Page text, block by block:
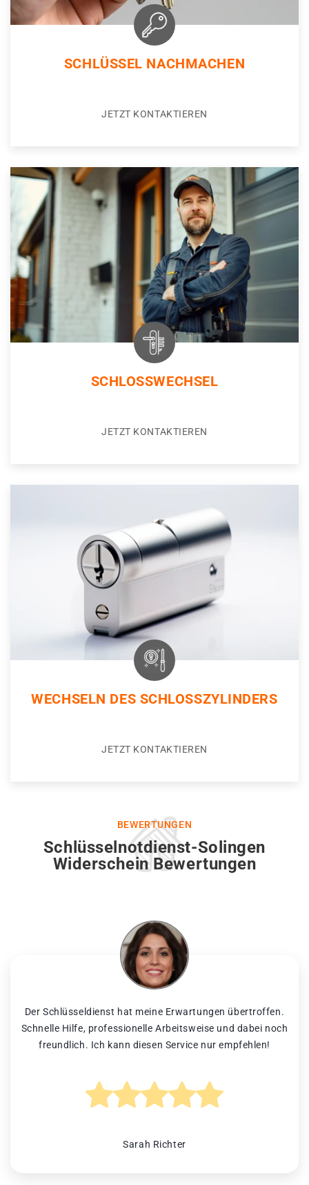
SCHLÜSSEL NACHMACHEN
JETZT KONTAKTIEREN
SCHLOSSWECHSEL
JETZT KONTAKTIEREN
WECHSELN DES SCHLOSSZYLINDERS
JETZT KONTAKTIEREN
BEWERTUNGEN
Schlüsselnotdienst-Solingen
Widerschein Bewertungen
Der Schlüsseldienst hat meine Erwartungen übertroffen.
Schnelle Hilfe, professionelle Arbeitsweise und dabei noch
freundlich. Ich kann diesen Service nur empfehlen!
Sarah Richter